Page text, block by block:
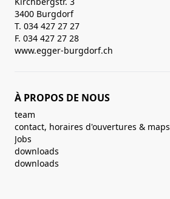
3400 Burgdorf
T. 034 427 27 27
F. 034 427 27 28
www.egger-burgdorf.ch
À PROPOS DE NOUS
team
contact, horaires d'ouvertures & maps
Jobs
downloads
downloads